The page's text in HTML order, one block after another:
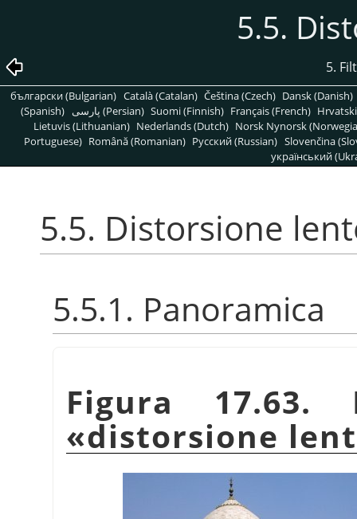
5.5.
5.
български (Bulgarian) Català (Catalan) Čeština (Czech) Dansk (Danish)
(Spanish)
پارسی (Persian) Suomi (Finnish) Français (French)
Lietuvis (Lithuanian) Nederlands (Dutch) Norsk Nynorsk
Portuguese) Română (Romanian) Pусский (Russian) Slovenčina
український
5.5. Distorsione
5.5.1. Panoramica
Figura
«distorsione